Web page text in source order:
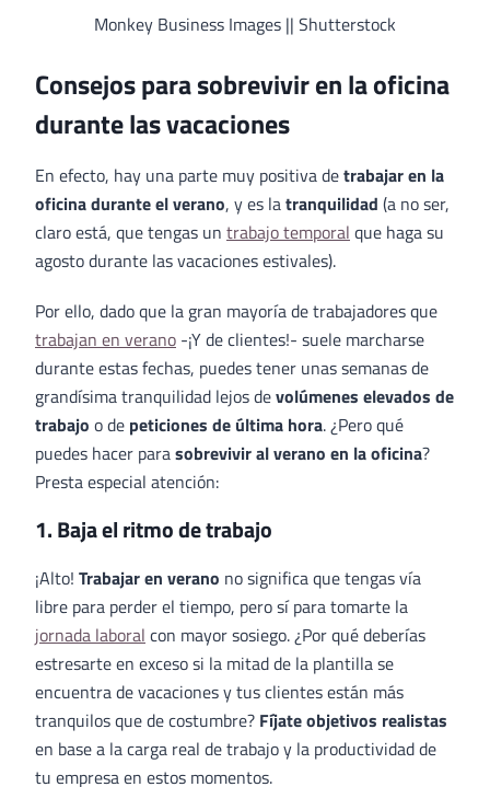
Monkey Business Images || Shutterstock
Consejos para sobrevivir en la oficina
durante las vacaciones
En efecto, hay una parte muy positiva detrabajar en la
oficina durante el verano, y es latranquilidad (a no ser,
claro está, que tengas un trabajo temporal que haga su
agosto durante las vacaciones estivales).
Por ello, dado que la gran mayoría de trabajadores que
trabajan en verano -¡Y de clientes!- suele marcharse
durante estas fechas, puedes tener unas semanas de
grandísima tranquilidad lejos devolúmenes elevados de
trabajo o de peticiones de última hora. ¿Pero qué
puedes hacer parasobrevivir al verano en la oficina?
Presta especial atención:
1. Baja el ritmo de trabajo
¡Alto! Trabajar en verano no significa que tengas vía
libre para perder el tiempo, pero sí para tomarte la
jornada laboral con mayor sosiego. ¿Por qué deberías
estresarte en exceso si la mitad de la plantilla se
encuentra de vacaciones y tus clientes están más
tranquilos que de costumbre? Fíjate objetivos realistas
en base a la carga real de trabajo y la productividad de
tu empresa en estos momentos.